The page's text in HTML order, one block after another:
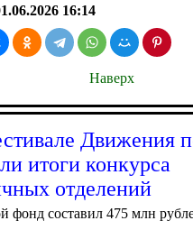
16:14
Наверх
Движения
итоги конкурса
отделений
фонд составил 475 млн